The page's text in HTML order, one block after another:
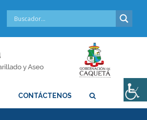
CONTÁCTENOS